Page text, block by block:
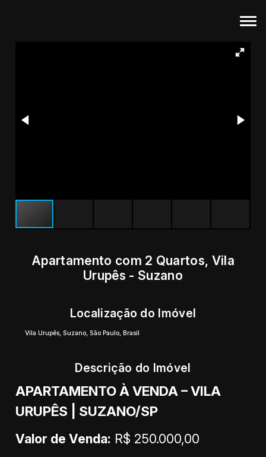
Apartamento com 2 Quartos, Vila
Urupês - Suzano
Localização do Imóvel
Vila Urupês,Suzano,São Paulo,Brasil
Descrição do Imóvel
APARTAMENTO À VENDA – VILA
URUPÊS | SUZANO/SP
Valor de Venda: R$ 250.000,00